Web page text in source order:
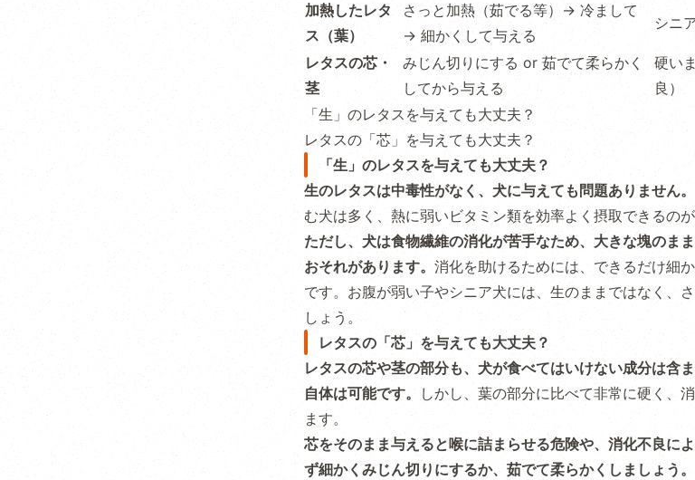
加熱したレタ
ス（葉）
さっと加熱（茹でる等）→ 冷まして
→ 細かくして与える
シニ
レタスの芯・
茎
みじん切りにする or 茹でて柔らかく
してから与える
硬い
良）
「生」のレタスを与えても大丈夫？
レタスの「芯」を与えても大丈夫？
「生」のレタスを与えても大丈夫？
生のレタスは中毒性がなく、犬に与えても問題ありません。
む犬は多く、熱に弱いビタミン類を効率よく摂取できるのが
ただし、犬は食物繊維の消化が苦手なため、大きな塊のま
おそれがあります。 消化を助けるためには、できるだけ細
です。お腹が弱い子やシニア犬には、生のままではなく、
しょう。
レタスの「芯」を与えても大丈夫？
レタスの芯や茎の部分も、犬が食べてはいけない成分は含
自体は可能です。
しかし、葉の部分に比べて非常に硬く、
ます。
芯をそのまま与えると喉に詰まらせる危険や、消化不良に
ず細かくみじん切りにするか、茹でて柔らかくしましょう。